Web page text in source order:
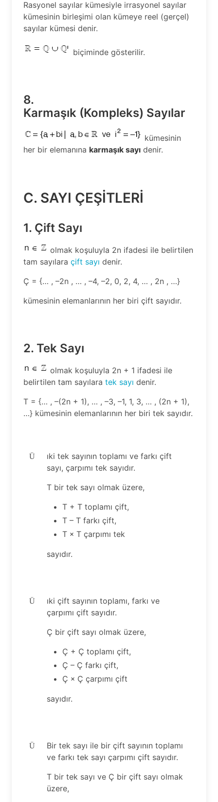
Rasyonel sayılar kümesiyle irrasyonel sayılar
kümesinin birleşimi olan kümeye reel (gerçel)
sayılar kümesi denir.
biçiminde gösterilir.
8.
Karmaşık (Kompleks) Sayılar
kümesinin
her bir elemanına karmaşık sayı denir.
C. SAYI ÇEŞİTLERİ
1. Çift Sayı
olmak koşuluyla 2n ifadesi ile belirtilen
tam sayılara çift sayı denir.
Ç = {… , –2n , … , –4, –2, 0, 2, 4, … , 2n , …}
kümesinin elemanlarının her biri çift sayıdır.
2. Tek Sayı
olmak koşuluyla 2n + 1 ifadesi ile
belirtilen tam sayılara tek sayı denir.
T = {… , –(2n + 1), … , –3, –1, 1, 3, … , (2n + 1),
…} kümesinin elemanlarının her biri tek sayıdır.
Ü
ıki tek sayının toplamı ve farkı çift
sayı, çarpımı tek sayıdır.
T bir tek sayı olmak üzere,
T + T toplamı çift,
T – T farkı çift,
T × T çarpımı tek
sayıdır.
Ü
ıki çift sayının toplamı, farkı ve
çarpımı çift sayıdır.
Ç bir çift sayı olmak üzere,
Ç + Ç toplamı çift,
Ç – Ç farkı çift,
Ç × Ç çarpımı çift
sayıdır.
Ü
Bir tek sayı ile bir çift sayının toplamı
ve farkı tek sayı çarpımı çift sayıdır.
T bir tek sayı ve Ç bir çift sayı olmak
üzere,